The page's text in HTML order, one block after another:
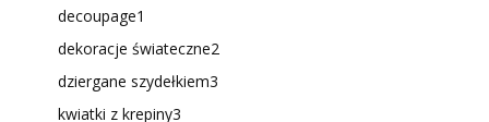
decoupage1
dekoracje świateczne2
dziergane szydełkiem3
kwiatki z krepiny3